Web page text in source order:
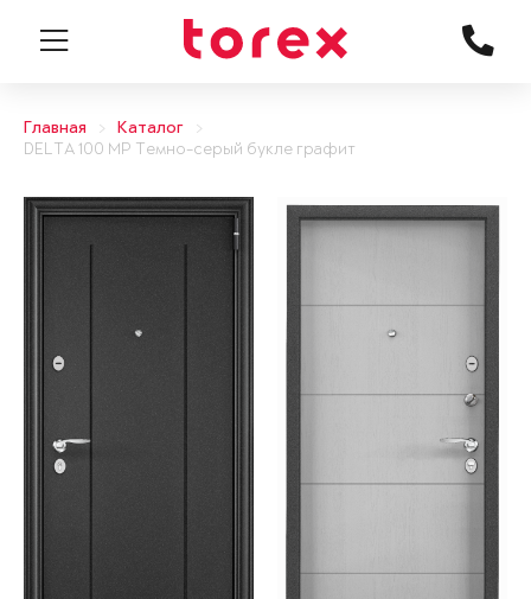
Главная
Каталог
DELTA 100 MP Темно-серый букле графит